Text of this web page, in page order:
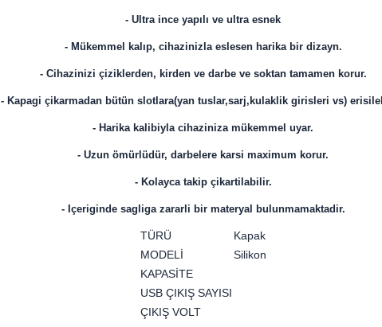
- Ultra ince yapılı ve ultra esnek
- Mükemmel kalıp, cihazinizla eslesen harika bir dizayn.
- Cihazinizi çiziklerden, kirden ve darbe ve soktan tamamen korur.
- Kapagi çikarmadan bütün slotlara(yan tuslar,sarj,kulaklik girisleri vs)
- Harika kalibiyla cihaziniza mükemmel uyar.
- Uzun ömürlüdür, darbelere karsi maximum korur.
- Kolayca takip çikartilabilir.
- Içeriginde sagliga zararli bir materyal bulunmamaktadir.
TÜRÜ
Kapak
MODELİ
Silikon
KAPASİTE
USB ÇIKIŞ SAYISI
ÇIKIŞ VOLT